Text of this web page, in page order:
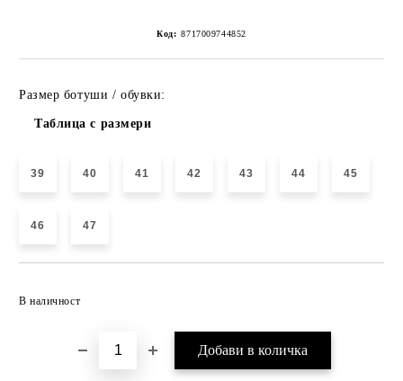
Код: 8717009744852
Размер ботуши / обувки:
Таблица с размери
39 40 41 42 43 44 45
46 47
В наличност